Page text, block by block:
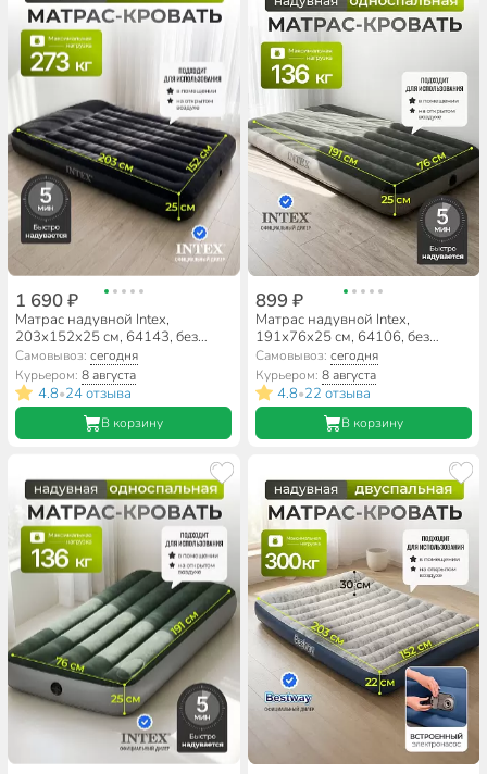
1 690 ₽
Матрас надувной Intex,
203х152х25 см, 64143, без
насоса, флокированный, 273 кг
Самовывоз:сегодня
Курьером:8 августа
4.8•24 отзыва
В корзину
899 ₽
Матрас надувной Intex,
191х76х25 см, 64106, без
насоса, флокированный, 136 кг
Самовывоз: сегодня
Курьером: 8 августа
4.8•22 отзыва
В корзину